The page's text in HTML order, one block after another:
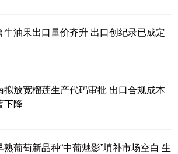
牛油果出口量价齐升 出口创纪录已成定
拟放宽榴莲生产代码审批 出口合规成本
下降
熟葡萄新品种“中葡魅影”填补市场空白 生